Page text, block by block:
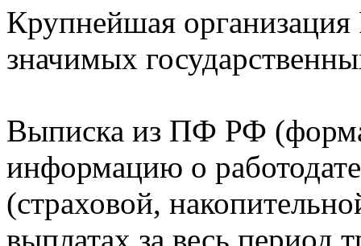
Крупнейшая
значимых
Выписка из ПФ РФ
информацию о
(страховой,
выплатах за весь период